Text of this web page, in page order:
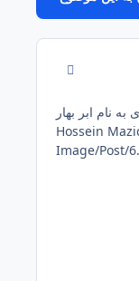
نام ابر بهار
Hossein